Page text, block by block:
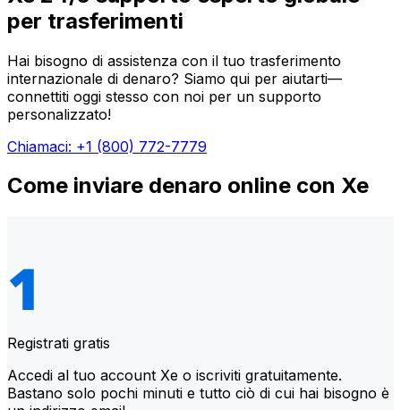
per trasferimenti
Hai bisogno di assistenza con il tuo trasferimento
internazionale di denaro? Siamo qui per aiutarti—
connettiti oggi stesso con noi per un supporto
personalizzato!
Chiamaci: +1 (800) 772-7779
Come inviare denaro online con Xe
Registrati gratis
Accedi al tuo account Xe o iscriviti gratuitamente.
Bastano solo pochi minuti e tutto ciò di cui hai bisogno è